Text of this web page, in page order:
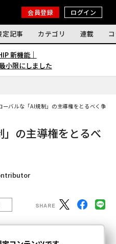
会員登録 ログイン
定記事 カテゴリ 連載
新機能｜
小限にしました
ーバルな「AI規制」の主導権をとるべく争う
の主導権をとるべ